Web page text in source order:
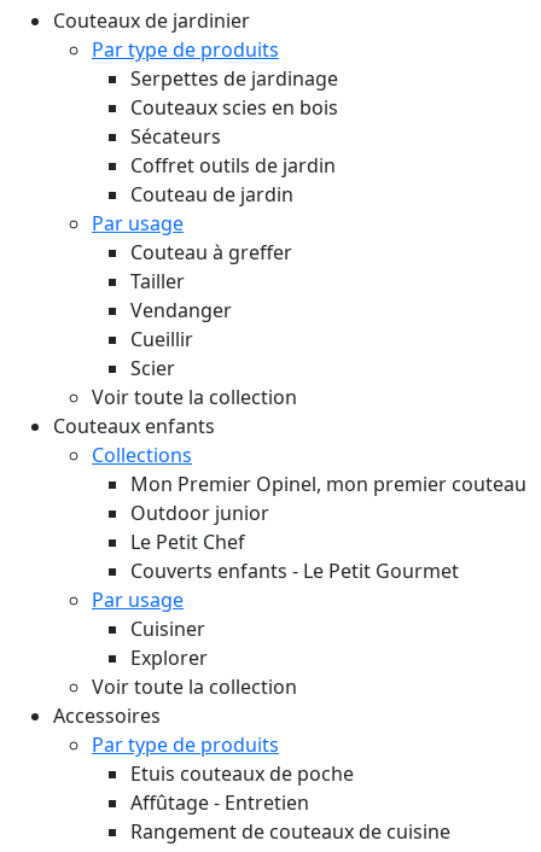
Couteaux de jardinier
Par type de produits
Serpettes de jardinage
Couteaux scies en bois
Sécateurs
Coffret outils de jardin
Couteau de jardin
Par usage
Couteau à greffer
Tailler
Vendanger
Cueillir
Scier
Voir toute la collection
Couteaux enfants
Collections
Mon Premier Opinel, mon premier couteau
Outdoor junior
Le Petit Chef
Couverts enfants - Le Petit Gourmet
Par usage
Cuisiner
Explorer
Voir toute la collection
Accessoires
Par type de produits
Etuis couteaux de poche
Affûtage - Entretien
Rangement de couteaux de cuisine